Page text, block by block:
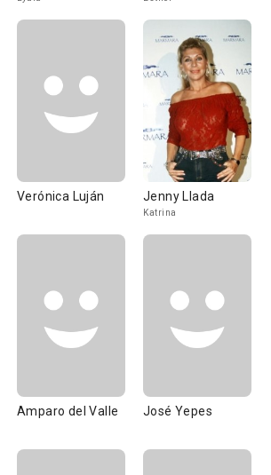
Verónica Luján Jenny Llada
Katrina
Amparo del Valle José Yepes